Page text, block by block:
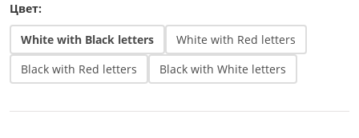
Цвет:
White with Black letters
White with Red letters
Black with Red letters
Black with White letters